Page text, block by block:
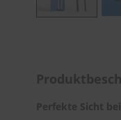
Bildergalerie
springen
Perfekte Sicht